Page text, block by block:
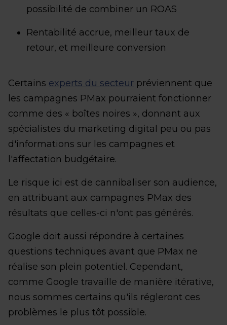
possibilité de combiner un ROAS
Rentabilité accrue, meilleur taux de
retour, et meilleure conversion
Certains experts du secteur préviennent que
les campagnes PMax pourraient fonctionner
comme des « boîtes noires », donnant aux
spécialistes du marketing digital peu ou pas
d'informations sur les campagnes et
l'affectation budgétaire.
Le risque ici est de cannibaliser son audience,
en attribuant aux campagnes PMax des
résultats que celles-ci n'ont pas générés.
Google doit aussi répondre à certaines
questions techniques avant que PMax ne
réalise son plein potentiel. Cependant,
comme Google travaille de manière itérative,
nous sommes certains qu'ils régleront ces
problèmes le plus tôt possible.